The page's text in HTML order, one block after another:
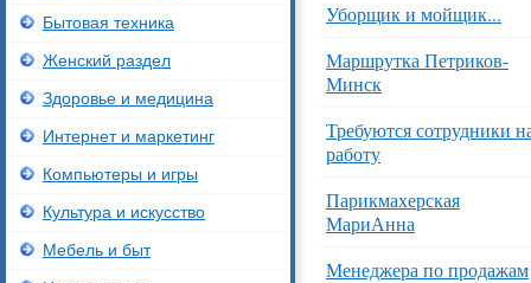
Уборщик и мойщик...
Маршрутка Петриков-
Минск
Требуются сотрудники
работу
Парикмахерская
МариАнна
Менеджера по продажам
Бытовая техника
Женский раздел
Здоровье и медицина
Интернет и маркетинг
Компьютеры и игры
Культура и искусство
Мебель и быт